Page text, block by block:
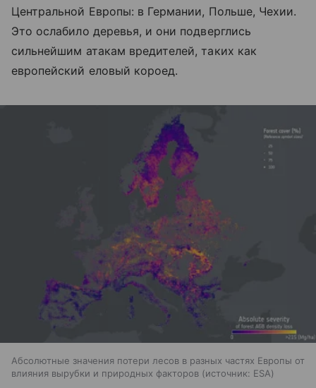
Центральной Европы: в Германии, Польше, Чехии.
Это ослабило деревья, и они подверглись
сильнейшим атакам вредителей, таких как
европейский еловый короед.
Абсолютные значения потери лесов в разных частях Европы от
влияния вырубки и природных факторов
источник: ESA